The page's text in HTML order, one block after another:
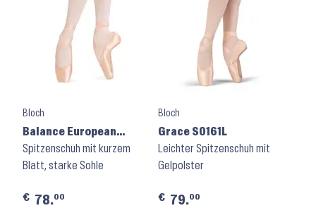
Bloch
Balance European
Strong ES0160S
Spitzenschuh mit kurzem
Blatt, starke Sohle
€ 78.00
Bloch
Grace S0161L
Leichter Spitzenschuh mit
Gelpolster
€ 79.00